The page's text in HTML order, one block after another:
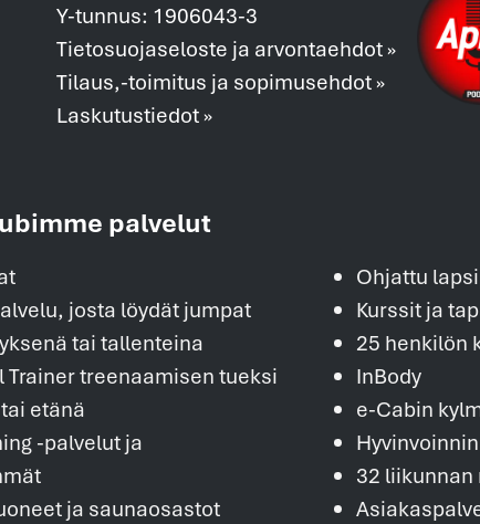
Y-tunnus: 1906043-3
Tietosuojaseloste ja arvontaehdot »
Tilaus,-toimitus ja sopimusehdot »
Laskutustiedot »
palvelut
josta löydät jumpat
tai tallenteina
Trainer treenaamisen tueksi
etänä
-palvelut ja
ja saunaosastot
Ohjattu
Kurssit ja
25 henkilön
InBody
e-Cabin
32